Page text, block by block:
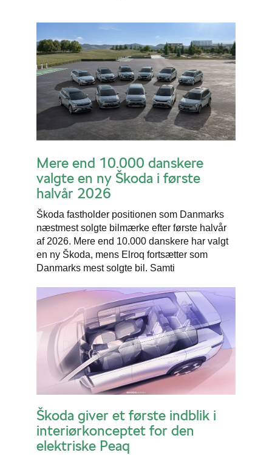
Mere end 10.000 danskere
valgte en ny Škoda i første
halvår 2026
Škoda fastholder positionen som Danmarks
næstmest solgte bilmærke efter første halvår
af 2026. Mere end 10.000 danskere har valgt
en ny Škoda, mens Elroq fortsætter som
Danmarks mest solgte bil. Samti
Škoda giver et første indblik i
interiørkonceptet for den
elektriske Peaq